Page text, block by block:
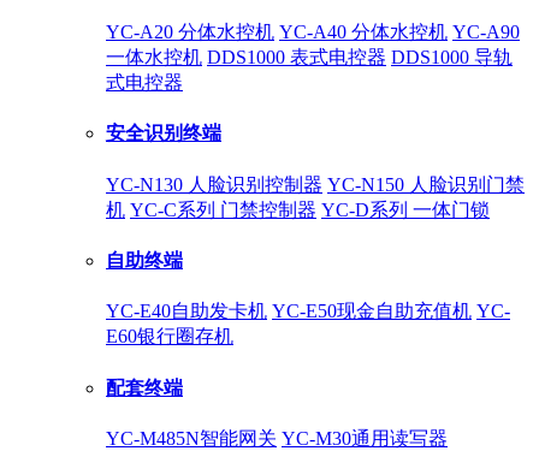
YC-A20 分体水控机 YC-A40 分体水控机 YC-A90
一体水控机 DDS1000 表式电控器 DDS1000 导轨
式电控器
安全识别终端
YC-N130 人脸识别控制器 YC-N150 人脸识别门禁
机 YC-C系列 门禁控制器 YC-D系列 一体门锁
自助终端
YC-E40自助发卡机 YC-E50现金自助充值机 YC-
E60银行圈存机
配套终端
YC-M485N智能网关 YC-M30通用读写器